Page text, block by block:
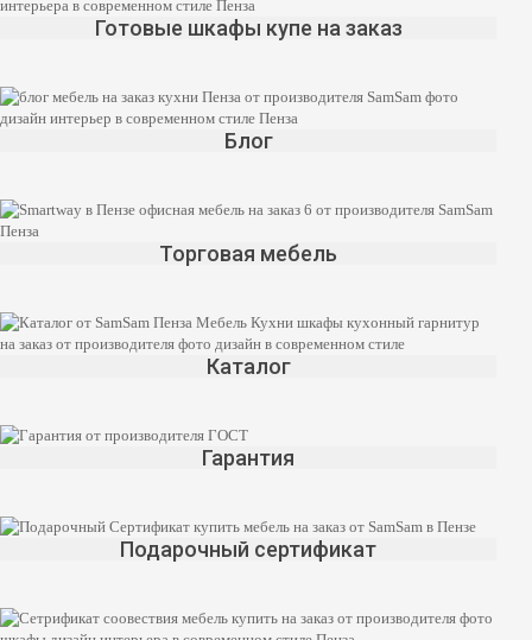
Готовые шкафы купе на заказ
Блог
Торговая мебель
Каталог
Гарантия
Подарочный сертификат